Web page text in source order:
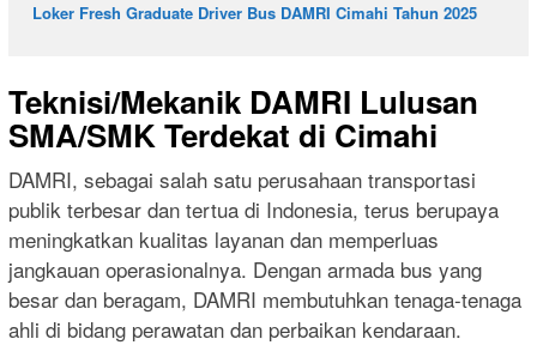
Loker Fresh Graduate Driver Bus DAMRI Cimahi Tahun 2025
Teknisi/Mekanik DAMRI Lulusan
SMA/SMK Terdekat di Cimahi
DAMRI, sebagai salah satu perusahaan transportasi
publik terbesar dan tertua di Indonesia, terus berupaya
meningkatkan kualitas layanan dan memperluas
jangkauan operasionalnya. Dengan armada bus yang
besar dan beragam, DAMRI membutuhkan tenaga-tenaga
ahli di bidang perawatan dan perbaikan kendaraan.